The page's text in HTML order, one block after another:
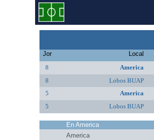
Jor Local
8
America
8
Lobos BUAP
5
America
5
Lobos BUAP
En America
America